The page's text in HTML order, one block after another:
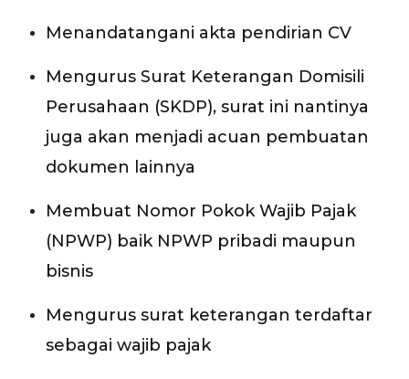
Menandatangani akta pendirian CV
Mengurus Surat Keterangan Domisili
Perusahaan (SKDP), surat ini nantinya
juga akan menjadi acuan pembuatan
dokumen lainnya
Membuat Nomor Pokok Wajib Pajak
(NPWP) baik NPWP pribadi maupun
bisnis
Mengurus surat keterangan terdaftar
sebagai wajib pajak